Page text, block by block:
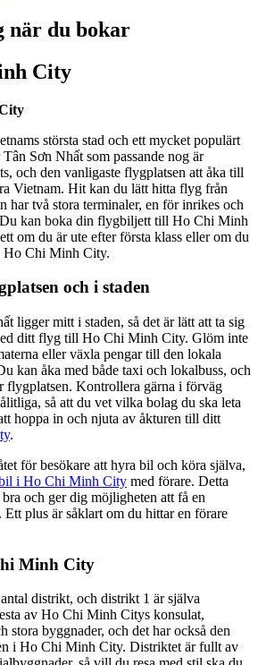
när du bokar
City
största stad och ett mycket populärt
Sơn Nhất som passande nog är
och den vanligaste flygplatsen att åka till
Vietnam. Hit kan du lätt hitta flyg från
har två stora terminaler, en för inrikes och
kan boka din flygbiljett till Ho Chi Minh
om du är ute efter första klass eller om du
Chi Minh City.
och i staden
ligger mitt i staden, så det är lätt att ta sig
ditt flyg till Ho Chi Minh City. Glöm inte
eller växla pengar till den lokala
kan åka med både taxi och lokalbuss, och
flygplatsen. Kontrollera gärna i förväg
så att du vet vilka bolag du ska leta
hoppa in och njuta av åkturen till ditt
.
för besökare att hyra bil och köra själva,
i Ho Chi Minh City med förare. Detta
och ger dig möjligheten att få en
Ett plus är såklart om du hittar en förare
Minh City
distrikt, och distrikt 1 är själva
av Ho Chi Minh Citys konsulat,
stora byggnader, och det har också den
i Ho Chi Minh City. Distriktet är fullt av